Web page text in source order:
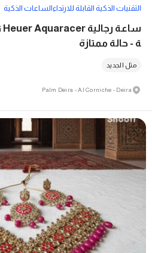
التقنيات الذكية القابلة للارتداءالساعات الذكية
ة - حالة ممتازة
مثل الجديد
Palm Deira - Al Corniche - Deira